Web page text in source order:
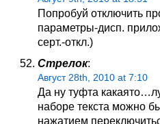
Попробуй отключить
параметры-дисп.
серт.-откл.)
Стрелок:
Август 28th, 2010 at 7:10
Да ну туфта
наборе текста можно
нажатием